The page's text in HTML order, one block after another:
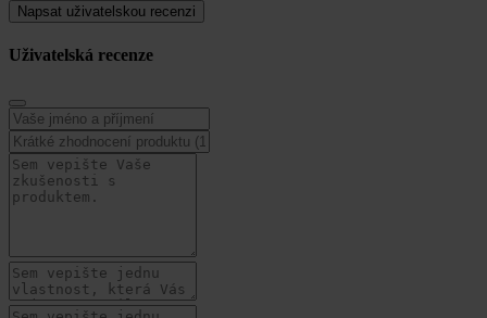
Napsat uživatelskou recenzi
Uživatelská recenze